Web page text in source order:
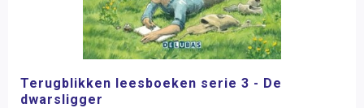
Terugblikken leesboeken serie 3 - De
dwarsligger